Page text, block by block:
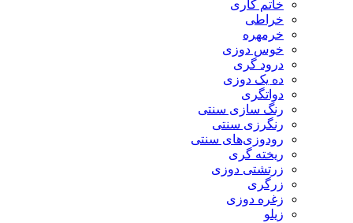
خاتم کاری
خراطی
خرمهره
خوس دوزی
درود گری
ده یک دوزی
دواتگری
رنگ سازی سنتی
رنگرزی سنتی
رودوزی‌های سنتی
ریخته گری
زرتشتی دوزی
زرگری
زغره دوزی
زیلو